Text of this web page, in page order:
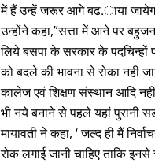
में हैं उन्हें जरूर आगे बढ.ाया जायेगा
उन्होंने कहा,”सत्ता में आने पर
लिये बसपा के सरकार के पदचिन्हों
को बदले की भावना से रोका नही
कालेज एवं शिक्षण संस्थान आदि
भी नये बनाने से पहले यहां पुरानी
मायावती ने कहा, ‘ जल्द ही मैं
रोक लगाई जानी चाहिए ताकि